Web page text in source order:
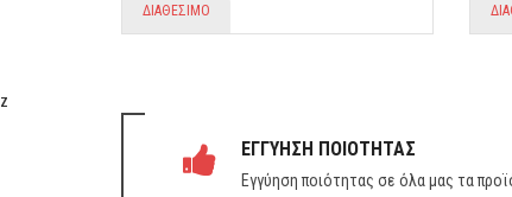
ΔΙΑΘΕΣΙΜΟ
z
ΕΓΓΥΗΣΗ ΠΟΙΟΤΗΤΑΣ
Εγγύηση ποιότητας σε όλα μας τα